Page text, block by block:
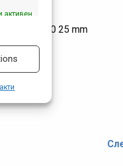
активен
E1700 25 mm